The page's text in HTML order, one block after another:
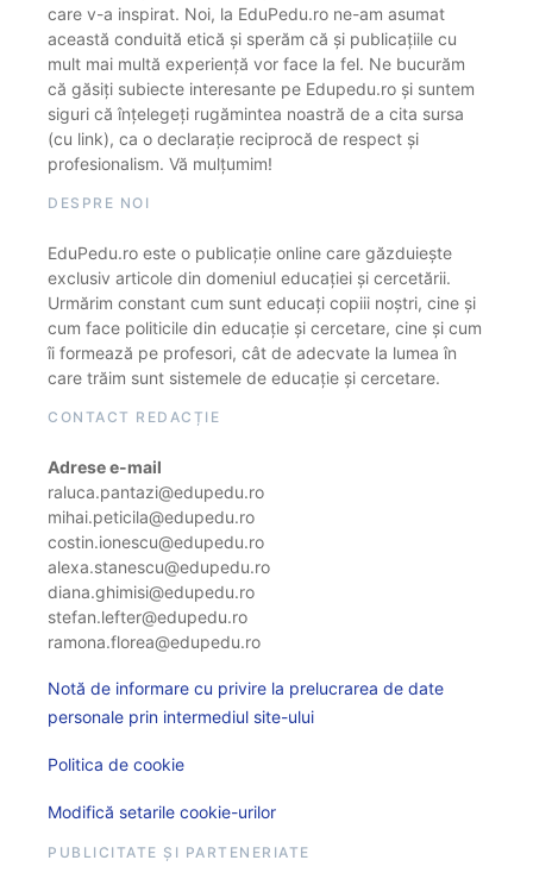
care v-a inspirat. Noi, la EduPedu.ro ne-am asumat
această conduită etică și sperăm că și publicațiile cu
mult mai multă experiență vor face la fel. Ne bucurăm
că găsiți subiecte interesante pe Edupedu.ro și suntem
siguri că înțelegeți rugămintea noastră de a cita sursa
(cu link), ca o declarație reciprocă de respect și
profesionalism. Vă mulțumim!
DESPRE NOI
EduPedu.ro este o publicație online care găzduiește
exclusiv articole din domeniul educației și cercetării.
Urmărim constant cum sunt educați copiii noștri, cine și
cum face politicile din educație și cercetare, cine și cum
îi formează pe profesori, cât de adecvate la lumea în
care trăim sunt sistemele de educație și cercetare.
CONTACT REDACȚIE
Adrese e-mail
raluca.pantazi@edupedu.ro
mihai.peticila@edupedu.ro
costin.ionescu@edupedu.ro
alexa.stanescu@edupedu.ro
diana.ghimisi@edupedu.ro
stefan.lefter@edupedu.ro
ramona.florea@edupedu.ro
Notă de informare cu privire la prelucrarea de date
personale prin intermediul site-ului
Politica de cookie
Modifică setarile cookie-urilor
PUBLICITATE ȘI PARTENERIATE